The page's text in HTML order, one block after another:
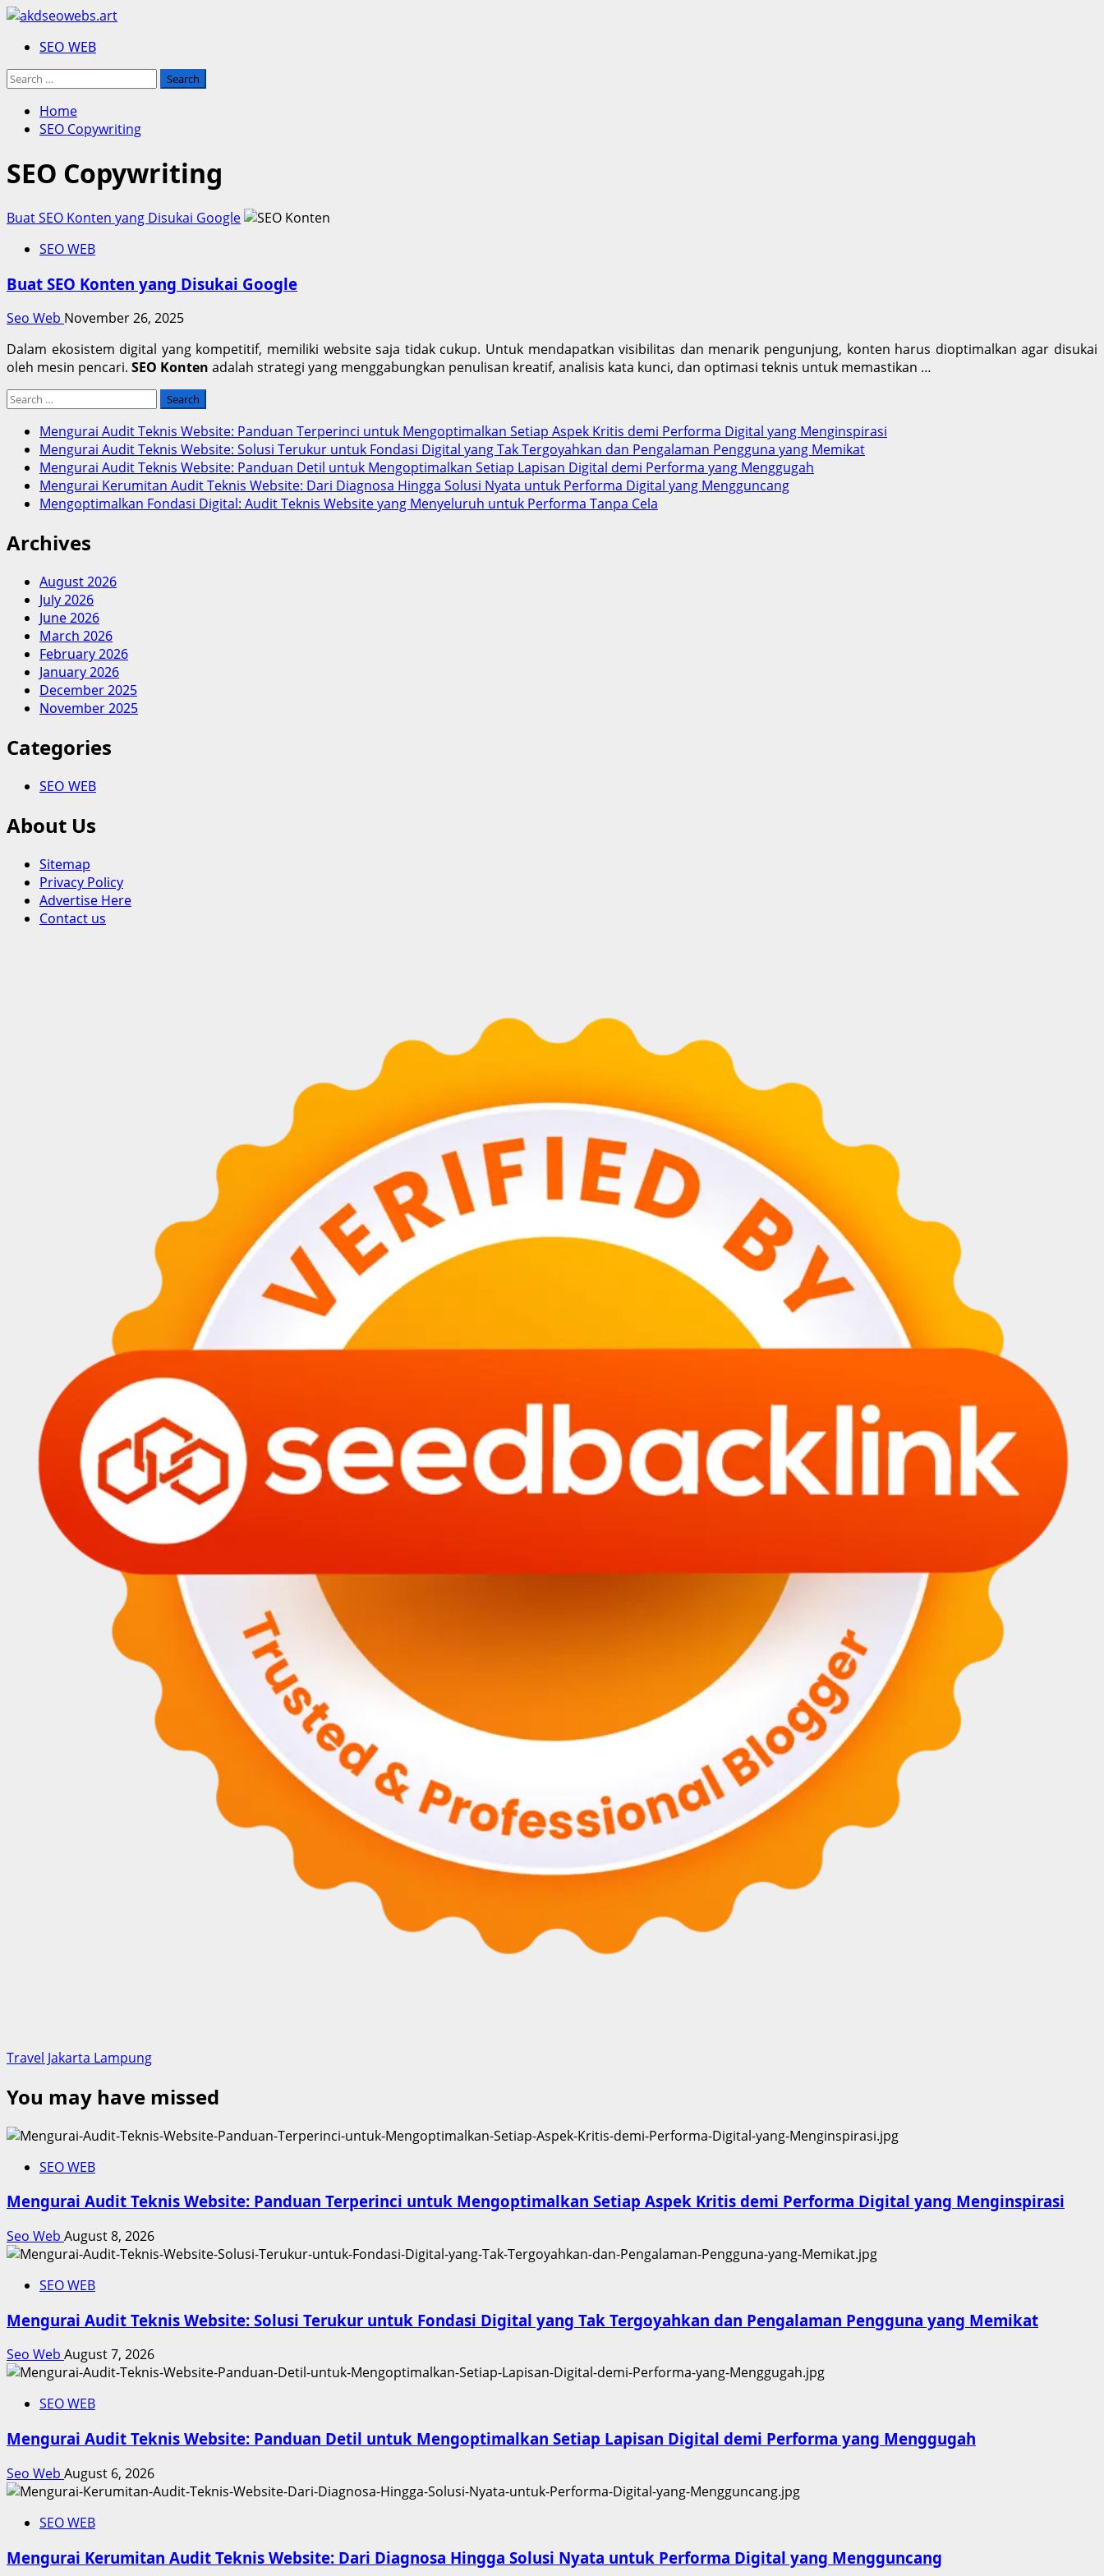
Skip
content
PrimarySEO WEB
Search
Home
SEO Copywriting
SEO Copywriting
Buat SEO Konten yang Disukai Google
SEO WEB
Buat SEO Konten yang Disukai Google
Seo Web November 26, 2025
Dalam ekosistem digital yang kompetitif, memiliki website saja tidak cukup. Untuk mendapatkan visibilitas dan menarik pengunjung, konten harus dioptimalkan agar disukai
oleh mesin pencari. SEO Konten adalah strategi yang menggabungkan penulisan kreatif, analisis kata kunci, dan optimasi teknis untuk memastikan …
Search
Mengurai Audit Teknis Website: Panduan Terperinci untuk Mengoptimalkan Setiap Aspek Kritis demi Performa Digital yang Menginspirasi
Mengurai Audit Teknis Website: Solusi Terukur untuk Fondasi Digital yang Tak Tergoyahkan dan Pengalaman Pengguna yang Memikat
Mengurai Audit Teknis Website: Panduan Detil untuk Mengoptimalkan Setiap Lapisan Digital demi Performa yang Menggugah
Mengurai Kerumitan Audit Teknis Website: Dari Diagnosa Hingga Solusi Nyata untuk Performa Digital yang Mengguncang
Mengoptimalkan Fondasi Digital: Audit Teknis Website yang Menyeluruh untuk Performa Tanpa Cela
Archives
August 2026
July 2026
June 2026
March 2026
February 2026
January 2026
December 2025
November 2025
Categories
SEO WEB
About Us
Sitemap
Privacy Policy
Advertise Here
Contact us
Travel Jakarta Lampung
You may have missed
SEO WEB
Mengurai Audit Teknis Website: Panduan Terperinci untuk Mengoptimalkan Setiap Aspek Kritis demi Performa Digital yang Menginspirasi
Seo Web August 8, 2026
SEO WEB
Mengurai Audit Teknis Website: Solusi Terukur untuk Fondasi Digital yang Tak Tergoyahkan dan Pengalaman Pengguna yang Memikat
Seo Web August 7, 2026
SEO WEB
Mengurai Audit Teknis Website: Panduan Detil untuk Mengoptimalkan Setiap Lapisan Digital demi Performa yang Menggugah
Seo Web August 6, 2026
SEO WEB
Mengurai Kerumitan Audit Teknis Website: Dari Diagnosa Hingga Solusi Nyata untuk Performa Digital yang Mengguncang